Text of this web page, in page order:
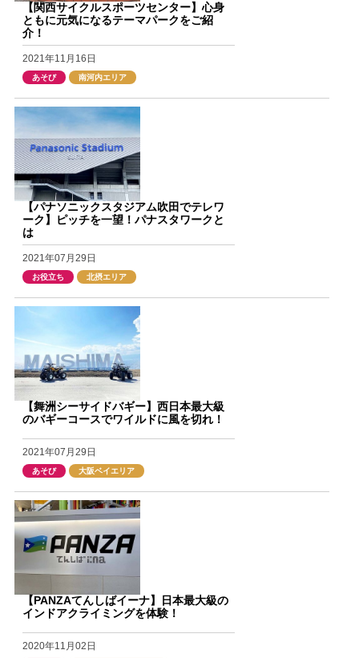
【関西サイクルスポーツセンター】心身
ともに元気になるテーマパークをご紹
介！
2021年11月16日
あそび 南河内エリア
【パナソニックスタジアム吹田でテレワ
ーク】ピッチを一望！パナスタワークと
は
2021年07月29日
お役立ち 北摂エリア
【舞洲シーサイドバギー】西日本最大級
のバギーコースでワイルドに風を切れ！
2021年07月29日
あそび 大阪ベイエリア
【PANZAてんしばイーナ】日本最大級の
インドアクライミングを体験！
2020年11月02日